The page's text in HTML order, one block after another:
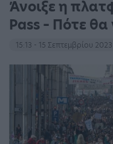
Άνοιξε η
Pass – Πότε
15:13 - 15 Σεπτεμβρίου 2023